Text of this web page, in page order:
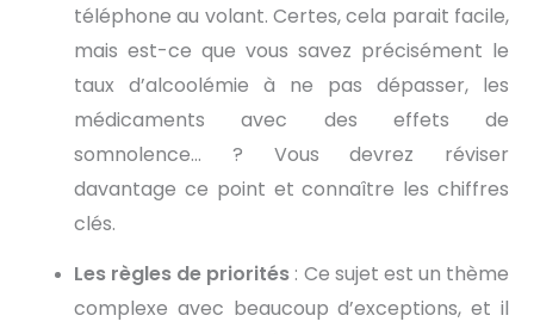
téléphone au volant. Certes, cela parait facile,
mais est-ce que vous savez précisément le
taux d’alcoolémie à ne pas dépasser, les
médicaments avec des effets de
somnolence… ? Vous devrez réviser
davantage ce point et connaître les chiffres
clés.
Les règles de priorités : Ce sujet est un thème
complexe avec beaucoup d’exceptions, et il